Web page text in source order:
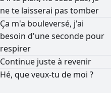
nete laisserai pas tomber
Ça m'a bouleversé, j'ai
besoin d'uneseconde pour
respirer
Continue justeà revenir
Hé, queveux-tu de moi ?